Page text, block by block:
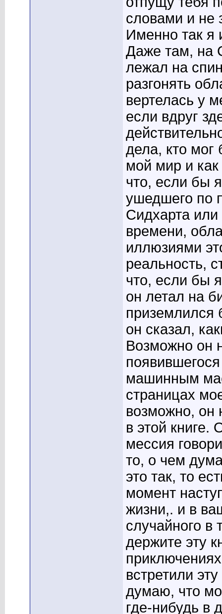
словами и не
Именно так я
Даже там, на
лежал на
разгонять
вертелась у
если вдруг
дела, кто мог
мой мир и
что, если бы
ушедшего по
Сидхарта
времени,
иллюзиями
реальность,
что, если бы
он летал на
приземлился
он сказал,
Возможно он
машинным
страницах
возможно, он
в этой книге.
мессия
то, о чем
это так, то
момент
жизни,. и в
случайного в
держите эту
встретили
думаю, что
где-нибудь в